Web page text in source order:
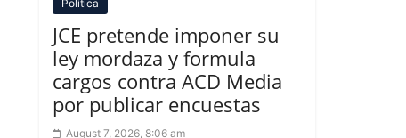
Politica
JCE pretende imponer su
ley mordaza y formula
cargos contra ACD Media
por publicar encuestas
August 7, 2026, 8:06 am